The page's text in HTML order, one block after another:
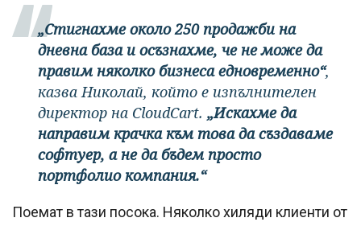
„Стигнахме около 250 продажби на
дневна база и осъзнахме, че не може да
правим няколко бизнеса едновременно“,
казва Николай, който е изпълнителен
директор на CloudCart. „Искахме да
направим крачка към това да създаваме
софтуер, а не да бъдем просто
портфолио компания.“
Поемат в тази посока. Няколко хиляди клиенти от